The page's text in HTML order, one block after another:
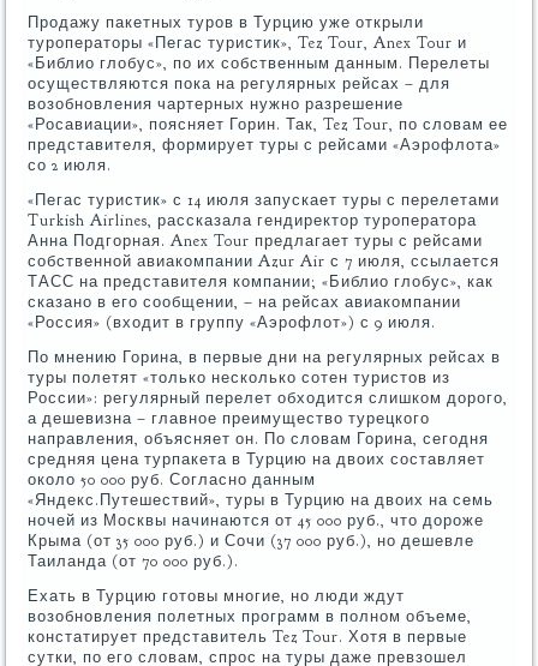
Продажу пакетных туров в Турцию уже открыли
туроператоры «Пегас туристик», Tez Tour, Anex Tour и
«Библио глобус», по их собственным данным. Перелеты
осуществляются пока на регулярных рейсах – для
возобновления чартерных нужно разрешение
«Росавиации», поясняет Горин. Так, Tez Tour, по словам ее
представителя, формирует туры с рейсами «Аэрофлота»
со 2 июля.
«Пегас туристик» с 14 июля запускает туры с перелетами
Turkish Airlines, рассказала гендиректор туроператора
Анна Подгорная. Anex Tour предлагает туры с рейсами
собственной авиакомпании Azur Air с 7 июля, ссылается
ТАСС на представителя компании; «Библио глобус», как
сказано в его сообщении, – на рейсах авиакомпании
«Россия» (входит в группу «Аэрофлот») с 9 июля.
По мнению Горина, в первые дни на регулярных рейсах в
туры полетят «только несколько сотен туристов из
России»: регулярный перелет обходится слишком дорого,
а дешевизна – главное преимущество турецкого
направления, объясняет он. По словам Горина, сегодня
средняя цена турпакета в Турцию на двоих составляет
около 50 000 руб. Согласно данным
«Яндекс.Путешествий», туры в Турцию на двоих на семь
ночей из Москвы начинаются от 45 000 руб., что дороже
Крыма (от 35 000 руб.) и Сочи (37 000 руб.), но дешевле
Таиланда (от 70 000 руб.).
Ехать в Турцию готовы многие, но люди ждут
возобновления полетных программ в полном объеме,
констатирует представитель Tez Tour. Хотя в первые
сутки, по его словам, спрос на туры даже превзошел